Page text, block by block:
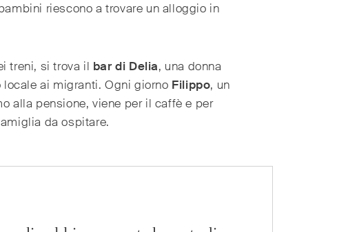
riescono a trovare un alloggio in
treni, si trova il bar di Delia, una donna
ai migranti. Ogni giorno Filippo, un
alla pensione, viene per il caffè e per
da ospitare.